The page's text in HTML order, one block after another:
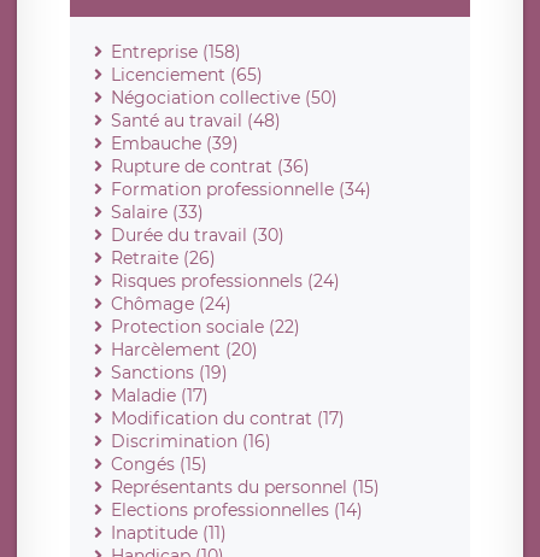
Entreprise (158)
Licenciement (65)
Négociation collective (50)
Santé au travail (48)
Embauche (39)
Rupture de contrat (36)
Formation professionnelle (34)
Salaire (33)
Durée du travail (30)
Retraite (26)
Risques professionnels (24)
Chômage (24)
Protection sociale (22)
Harcèlement (20)
Sanctions (19)
Maladie (17)
Modification du contrat (17)
Discrimination (16)
Congés (15)
Représentants du personnel (15)
Elections professionnelles (14)
Inaptitude (11)